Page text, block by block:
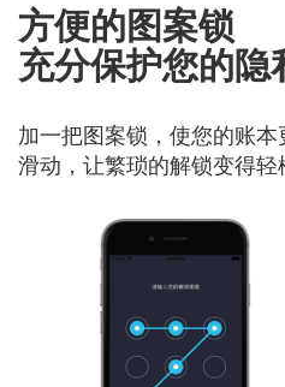
方便的图案锁
充分保护您的隐
加一把图案锁，使您的账
滑动，让繁琐的解锁变得轻